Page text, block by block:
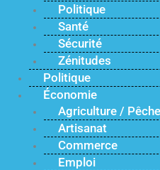
Politique
Santé
Sécurité
Zénitudes
Politique
Économie
Agriculture / Pêche
Artisanat
Commerce
Emploi